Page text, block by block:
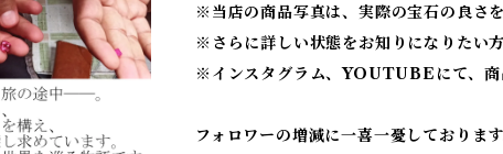
※当店の商品写真は、実際の宝石の良さ
※ さらに詳しい状態をお知りになりたい
※ インスタグラム、YOUTUBEにて、商
フォロワーの増減に一喜一憂しておりま